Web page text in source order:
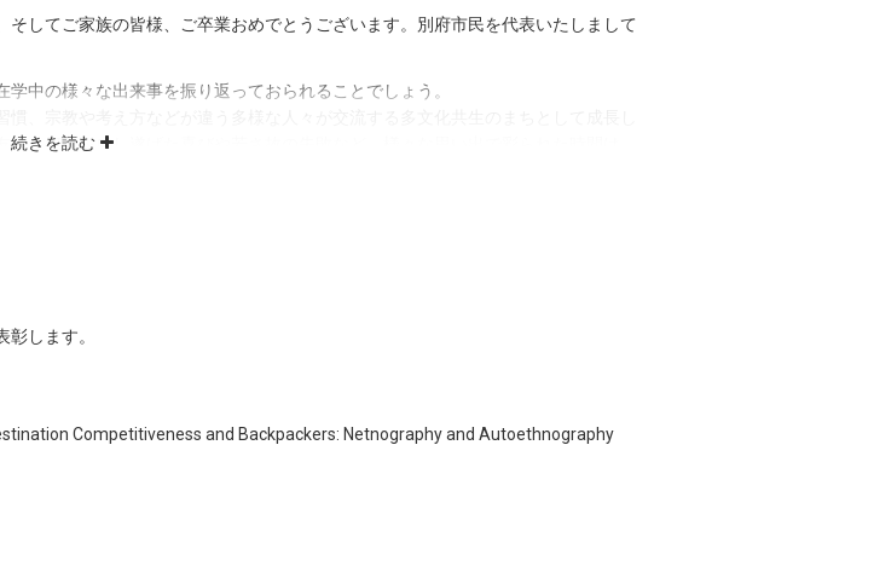
地域と地域、人と人、そして大分と世界を結ぶ架け橋となっていただくことをお
大学の更なるご発展を祈念し、お祝いのあいさつとします。
してご家族の皆様、ご卒業おめでとうございます。別府市民を代表いたしまして
中の様々な出来事を振り返っておられることでしょう。
、何かを成し遂げた喜びや若さ故の失敗など、様々な思い出で彩られた時間は、
位授与式を中止する決断をされた学長や学校関係者の方々については、断腸の思
ィアでご参加いただく予定だった方、当日のイベントを楽しみにしていた方も多
と』別府にまた帰ってきていただくことを期待しております。
府でお会いできること期待申し上げ、お祝いの言葉といたします。
2020年3月13日
します。
Competitiveness and Backpackers: Netnography and Autoethnography